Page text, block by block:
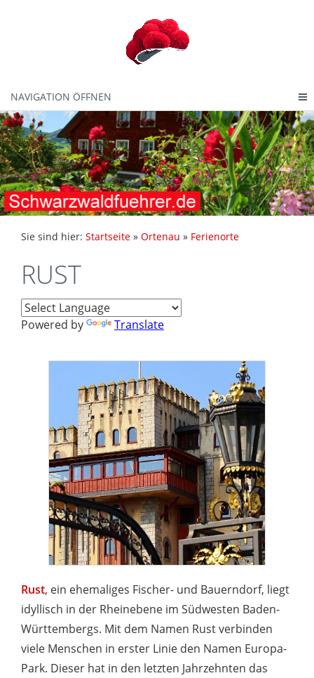
NAVIGATION ÖFFNEN
Sie sind hier: Startseite » Ortenau » Ferienorte
RUST
Powered by Translate
Rust, ein ehemaliges Fischer- und Bauerndorf, liegt
idyllisch in der Rheinebene im Südwesten Baden-
Württembergs. Mit dem Namen Rust verbinden
viele Menschen in erster Linie den Namen Europa-
Park. Dieser hat in den letzten Jahrzehnten das